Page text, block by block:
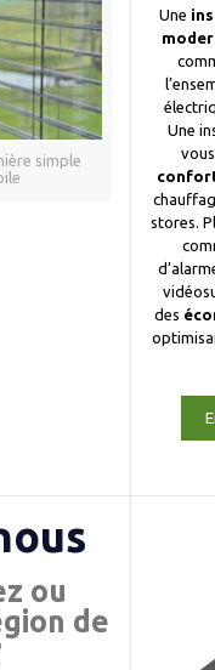
simple
Une
Une
stores.
des
ou
de